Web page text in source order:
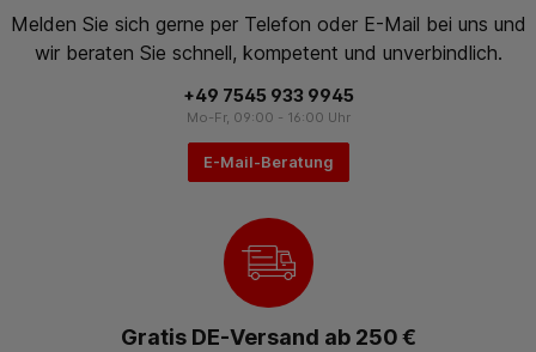
Melden Sie sich gerne per Telefon oder E-Mail bei uns und
wir beraten Sie schnell, kompetent und unverbindlich.
+49 7545 933 9945
Mo-Fr, 09:00 - 16:00 Uhr
E-Mail-Beratung
Gratis DE-Versand ab 250 €